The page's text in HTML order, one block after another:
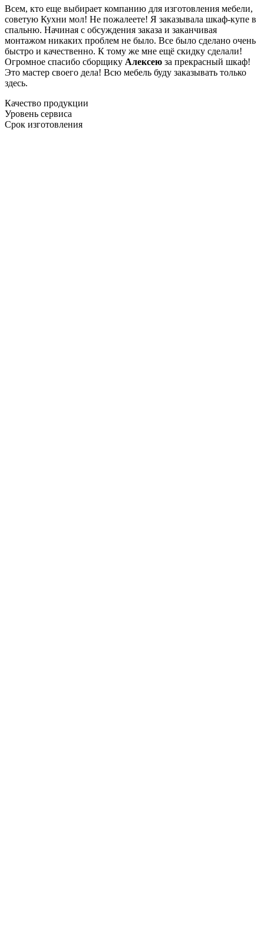
Всем, кто еще выбирает компанию для изготовления мебели,
советую Кухни мол! Не пожалеете! Я заказывала шкаф-купе в
спальню. Начиная с обсуждения заказа и заканчивая
монтажом никаких проблем не было. Все было сделано очень
быстро и качественно. К тому же мне ещё скидку сделали!
Огромное спасибо сборщику Алексею за прекрасный шкаф!
Это мастер своего дела! Всю мебель буду заказывать только
здесь.
Качество продукции
Уровень сервиса
Срок изготовления